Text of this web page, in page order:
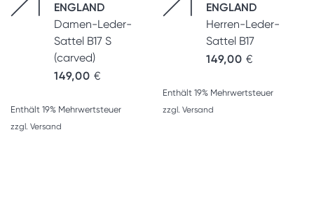
ENGLAND
Damen-Leder-
Sattel B17 S
(carved)
149,00 €
Enthält 19% Mehrwertsteuer
zzgl. Versand
ENGLAND
Herren-Leder-
Sattel B17
149,00 €
Enthält 19% Mehrwertsteuer
zzgl. Versand